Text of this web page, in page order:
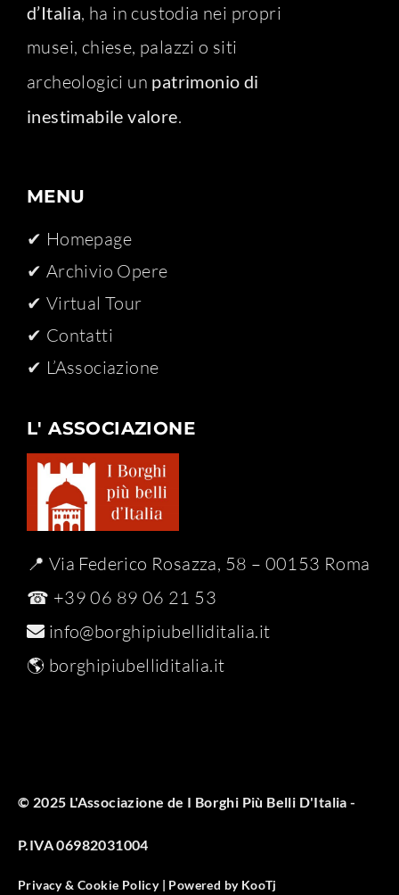
d’Italia, ha in custodia nei propri
musei, chiese, palazzi o siti
archeologici un patrimonio di
inestimabile valore.
MENU
✔ Homepage
✔ Archivio Opere​
✔ Virtual Tour
✔ Contatti
✔ L’Associazione
L' ASSOCIAZIONE
📍 Via Federico Rosazza, 58 – 00153 Roma
☎ +39 06 89 06 21 53
info@borghipiubelliditalia.it
🌎 borghipiubelliditalia.it
© 2025 L'Associazione de I Borghi Più Belli D'Italia -
P.IVA 06982031004
Privacy & Cookie Policy | Powered byKooTj